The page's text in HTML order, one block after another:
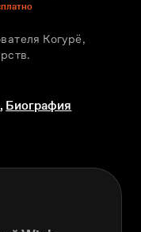
Когурё,
, Биография